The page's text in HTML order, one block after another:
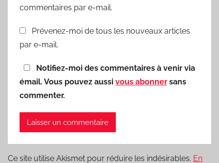
commentaires par e-mail.
Prévenez-moi de tous les nouveaux articles
par e-mail.
Notifiez-moi des commentaires à venir via
émail. Vous pouvez aussi vous abonner sans
commenter.
Ce site utilise Akismet pour réduire les indésirables. En